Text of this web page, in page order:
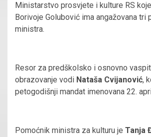
Ministarstvo prosvjete i kulture RS
Borivoje Golubović ima angažovana tri
ministra.
Resor za predškolsko i osnovno
obrazovanje vodi Nataša Cvijanović,
petogodišnji mandat imenovana 22.
Pomoćnik ministra za kulturu je Tanja